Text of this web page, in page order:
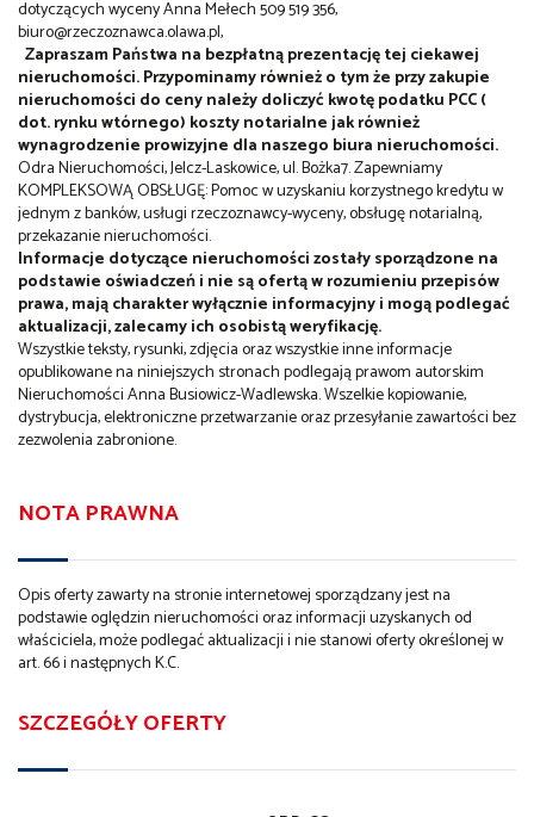
dotyczących wyceny Anna Mełech 509 519 356,
biuro@rzeczoznawca.olawa.pl,
Zapraszam Państwa na bezpłatną prezentację tej ciekawej
nieruchomości. Przypominamy również o tym że przy zakupie
nieruchomości do ceny należy doliczyć kwotę podatku PCC (
dot. rynku wtórnego) koszty notarialne jak również
wynagrodzenie prowizyjne dla naszego biura nieruchomości.
Odra Nieruchomości, Jelcz-Laskowice, ul. Bożka7. Zapewniamy
KOMPLEKSOWĄ OBSŁUGĘ: Pomoc w uzyskaniu korzystnego kredytu w
jednym z banków, usługi rzeczoznawcy-wyceny, obsługę notarialną,
przekazanie nieruchomości.
Informacje dotyczące nieruchomości zostały sporządzone na
podstawie oświadczeń i nie są ofertą w rozumieniu przepisów
prawa, mają charakter wyłącznie informacyjny i mogą podlegać
aktualizacji, zalecamy ich osobistą weryfikację.
Wszystkie teksty, rysunki, zdjęcia oraz wszystkie inne informacje
opublikowane na niniejszych stronach podlegają prawom autorskim
Nieruchomości Anna Busiowicz-Wadlewska. Wszelkie kopiowanie,
dystrybucja, elektroniczne przetwarzanie oraz przesyłanie zawartości bez
zezwolenia zabronione.
NOTA PRAWNA
Opis oferty zawarty na stronie internetowej sporządzany jest na
podstawie oględzin nieruchomości oraz informacji uzyskanych od
właściciela, może podlegać aktualizacji i nie stanowi oferty określonej w
art. 66 i następnych K.C.
SZCZEGÓŁY OFERTY